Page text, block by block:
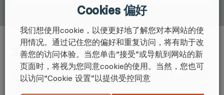
文件
UTSLECO理化检验测试设备-compressed.pdf (5.10
Cookies 偏好
我们想使用cookie，以便更好地了解您对本网站的使
用情况。通过记住您的偏好和重复访问，将有助于改
善您的访问体验。当您单击“接受”或导航到网站的新
页面时，将视为您同意cookie的使用。当然，您也可
以访问“Cookie 设置”以提供受控同意